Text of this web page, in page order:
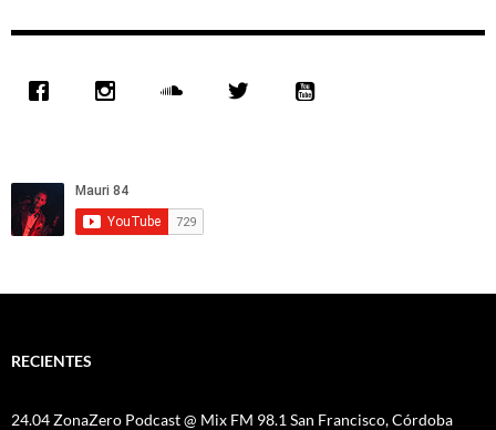
RECIENTES
24.04 ZonaZero Podcast @ Mix FM 98.1 San Francisco, Córdoba